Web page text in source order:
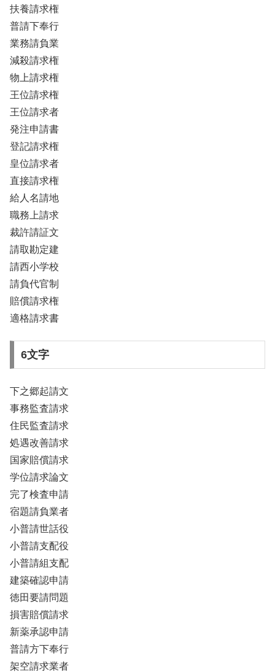
扶養請求権
普請下奉行
業務請負業
減殺請求権
物上請求権
王位請求権
王位請求者
発注申請書
登記請求権
皇位請求者
直接請求権
給人名請地
職務上請求
裁許請証文
請取勘定建
請西小学校
請負代官制
賠償請求権
適格請求書
6文字
下之郷起請文
事務監査請求
住民監査請求
処遇改善請求
国家賠償請求
学位請求論文
完了検査申請
宿題請負業者
小普請世話役
小普請支配役
小普請組支配
建築確認申請
徳田要請問題
損害賠償請求
新薬承認申請
普請方下奉行
架空請求業者